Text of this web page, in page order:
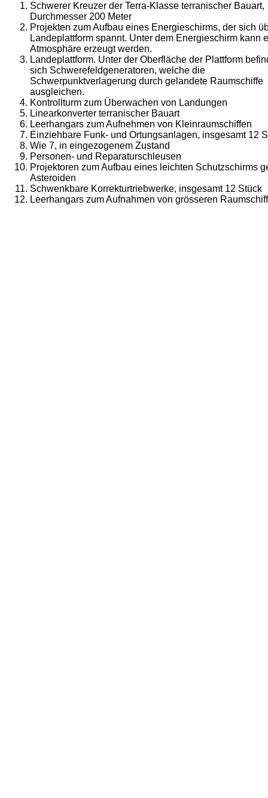
Schwerer Kreuzer der Terra-Klasse terranischer Bauart,
Durchmesser 200 Meter
Projekten zum Aufbau eines Energieschirms, der sich
Landeplattform spannt. Unter dem Energieschirm kann
Atmosphäre erzeugt werden.
Landeplattform. Unter der Oberfläche der Plattform
sich Schwerefeldgeneratoren, welche die
Schwerpunktverlagerung durch gelandete Raumschiffe
ausgleichen.
Kontrollturm zum Überwachen von Landungen
Linearkonverter terranischer Bauart
Leerhangars zum Aufnehmen von Kleinraumschiffen
Einziehbare Funk- und Ortungsanlagen, insgesamt 12
Wie 7, in eingezogenem Zustand
Personen- und Reparaturschleusen
Projektoren zum Aufbau eines leichten Schutzschirms
Asteroiden
Schwenkbare Korrekturtriebwerke, insgesamt 12 Stück
Leerhangars zum Aufnahmen von grösseren